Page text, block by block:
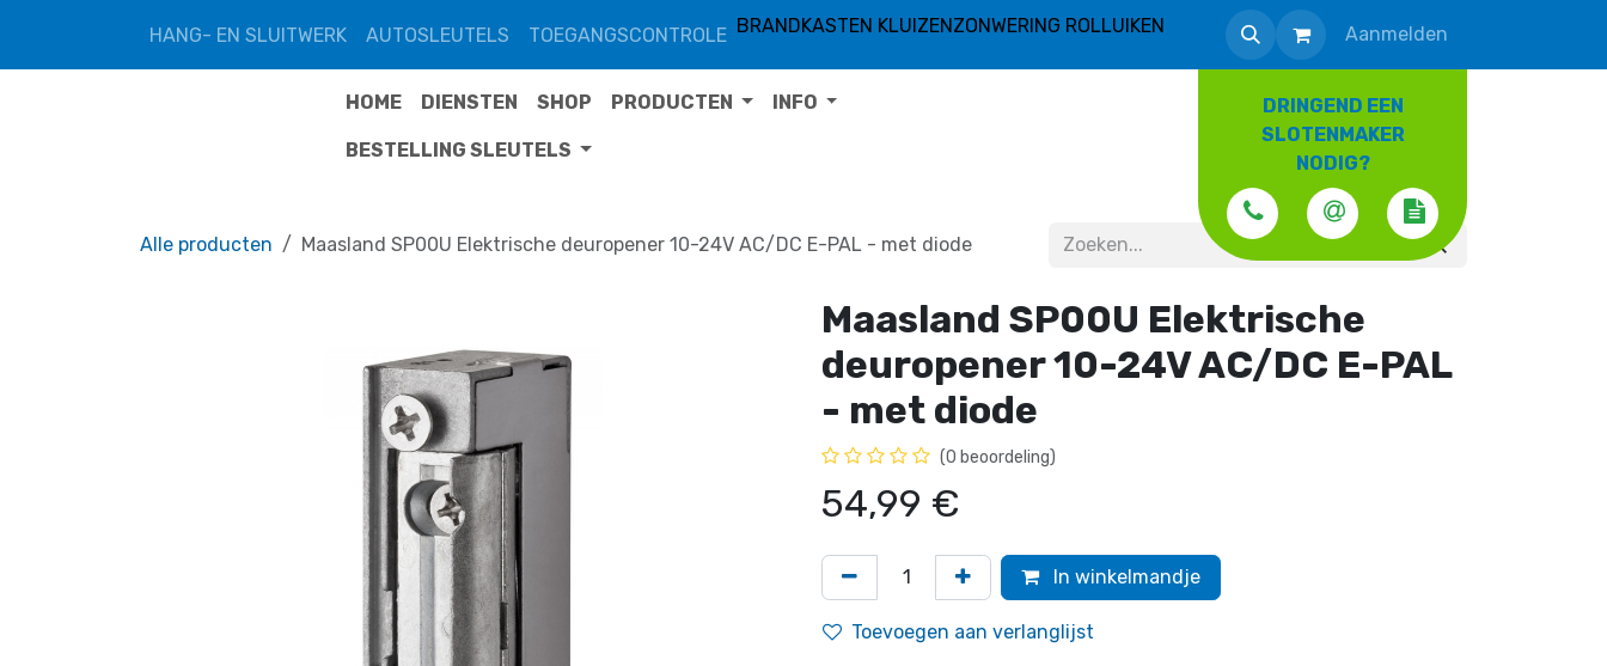
HANG- EN SLUITWERK
AUTOSLEUTELS TOEGANGSCONTROLE BRANDKASTEN KLUIZENZONWERING ROLLUIKEN Aanmelden
DRINGEND EEN
SLOTENMAKER
NODIG?
HOME DIENSTEN SHOP PRODUCTEN INFO
BESTELLING SLEUTELS
Alle producten Maasland SP00U Elektrische deuropener 10-24V AC/DC E-PAL - met diode
Maasland SP00U Elektrische
deuropener 10-24V AC/DC E-PAL
- met diode
(0 beoordeling)
54,99 €
In winkelmandje
Toevoegen aan verlanglijst